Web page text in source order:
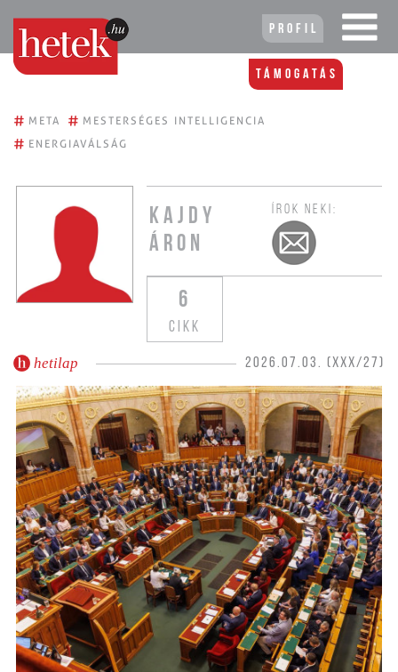
Profil
Támogatás
# META # MESTERSÉGES INTELLIGENCIA
# ENERGIAVÁLSÁG
KAJDY
ÁRON
ÍROK NEKI:
6
CIKK
hetilap 2026.07.03. (XXX/27)